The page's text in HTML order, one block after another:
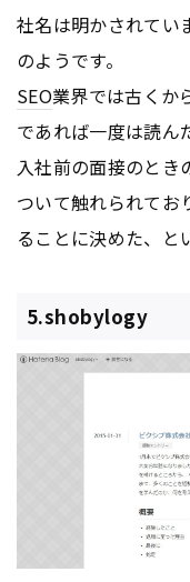
社名は明かされてい
のようです。
SEO業界では古くか
であれば一度は読ん
入社前の面接のとき
ついて触れられてお
ることに決めた、と
5.shobylogy